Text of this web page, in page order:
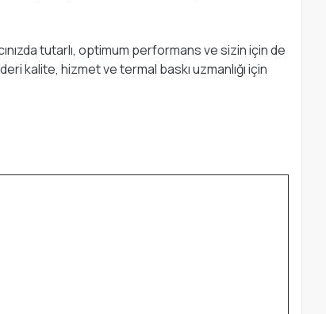
tutarlı, optimum performans ve sizin için de
kalite, hizmet ve termal baskı uzmanlığı için